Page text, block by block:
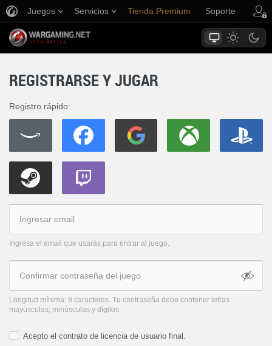
Juegos Servicios Tienda Premium Soporte
REGISTRARSE Y JUGAR
Registro rápido:
Ingresa el email que usarás para entrar al juego.
Longitud mínima: 8 caracteres. Tu contraseña debe contener letras
mayúsculas, minúsculas y dígitos.
Acepto el contrato de licencia de usuario final .